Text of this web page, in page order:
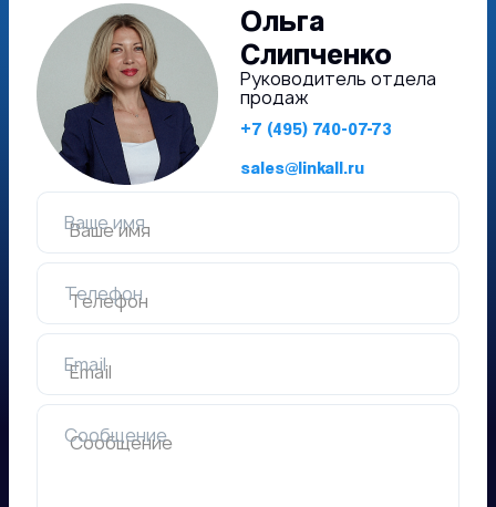
Ольга
Слипченко
Руководитель отдела
продаж
+7 (495) 740-07-73
sales@linkall.ru
Ваше имя
Телефон
Email
Сообщение